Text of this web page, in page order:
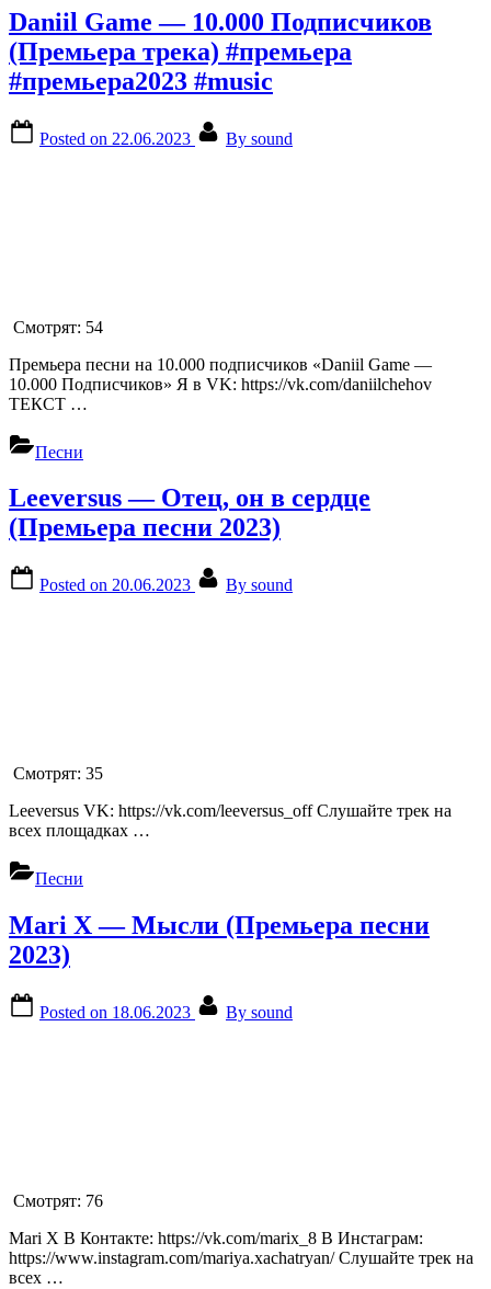
Daniil Game — 10.000 Подписчиков
(Премьера трека) #премьера
#премьера2023 #music
Posted on 22.06.2023 By sound
Смотрят: 54
Премьера песни на 10.000 подписчиков «Daniil Game —
10.000 Подписчиков» Я в VK: https://vk.com/daniilchehov
ТЕКСТ …
Песни
Leeversus — Отец, он в сердце
(Премьера песни 2023)
Posted on 20.06.2023 By sound
Смотрят: 35
Leeversus VK: https://vk.com/leeversus_off Слушайте трек на
всех площадках …
Песни
Mari X — Мысли (Премьера песни
2023)
Posted on 18.06.2023 By sound
Смотрят: 76
Mari X В Контакте: https://vk.com/marix_8 В Инстаграм:
https://www.instagram.com/mariya.xachatryan/ Слушайте трек на
всех …